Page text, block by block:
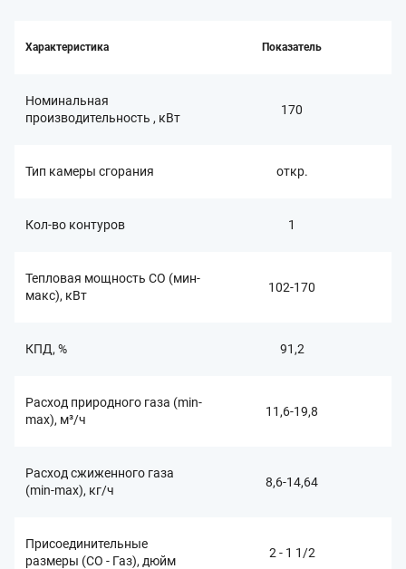
Характеристика Показатель
Номинальная
производительность , кВт
170
Тип камеры сгорания откр.
Кол-во контуров 1
Тепловая мощность СО (мин-
макс), кВт
102-170
КПД, % 91,2
Расход природного газа (min-
max), м³/ч
11,6-19,8
Расход сжиженного газа
(min-max), кг/ч
8,6-14,64
Присоединительные
размеры (CО - Газ), дюйм
2 - 1 1/2